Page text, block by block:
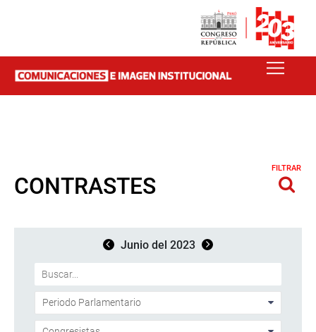
CONTRASTES
FILTRAR
Junio del 2023